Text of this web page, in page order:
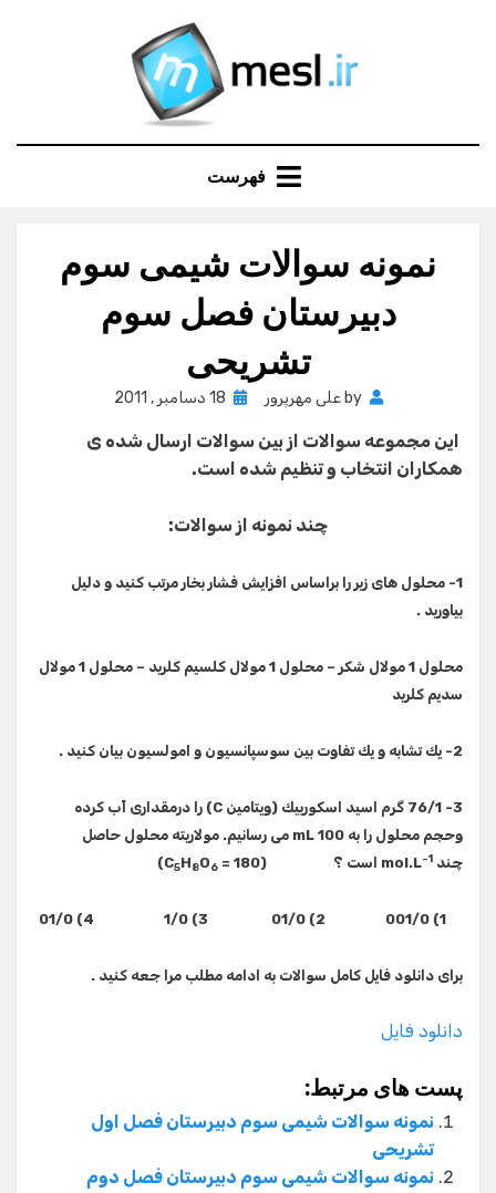
فهرست
نمونه سوالات شیمی سوم
دبیرستان فصل سوم
تشریحی
by علی مهرپرور
Posted
18 دسامبر , 2011
این مجموعه سوالات از بین سوالات ارسال شده ی
همكاران انتخاب و تنظیم شده است.
چند نمونه از سوالات:
1- محلول های زیر را براساس افزایش فشار بخار مرتب كنید و دلیل
بیاورید .
محلول 1 مولال شكر – محلول 1 مولال كلسیم كلرید – محلول 1 مولال
سدیم كلرید
2- یك تشابه و یك تفاوت بین سوسپانسیون و امولسیون بیان كنید .
3- 76/1 گرم اسید اسكوربیك (ویتامین C) را درمقداری آب كرده
وحجم محلول را به
mL 100 می رسانیم. مولاریته محلول حاصل
چند
mol.L-1 است ؟ (
C5H8O6 = 180
‌)
برای دانلود فایل کامل سوالات به ادامه مطلب مرا جعه کنید .
دانلود فایل
پست های مرتبط:
نمونه سوالات شیمی سوم دبیرستان فصل اول
تشریحی
نمونه سوالات شیمی سوم دبیرستان فصل دوم